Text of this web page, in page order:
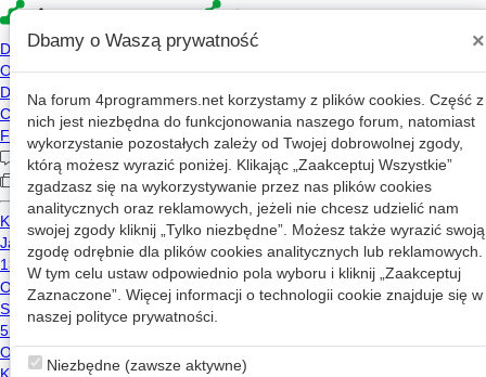
WJ
Wiadomość
Witold Jaworski
2026-07-01 10:15
2023-12-14 16:01
752 wizyt
Inne
xlst ebook
blender
jscript
Dbamy o Waszą prywatność ×
Na forum 4programmers.net korzystamy z plików cookies. Część z
nich jest niezbędna do funkcjonowania naszego forum, natomiast
wykorzystanie pozostałych zależy od Twojej dobrowolnej zgody,
którą możesz wyrazić poniżej. Klikając „Zaakceptuj Wszystkie”
zgadzasz się na wykorzystywanie przez nas plików cookies
analitycznych oraz reklamowych, jeżeli nie chcesz udzielić nam
swojej zgody kliknij „Tylko niezbędne”. Możesz także wyrazić swoją
zgodę odrębnie dla plików cookies analitycznych lub reklamowych.
W tym celu ustaw odpowiednio pola wyboru i kliknij „Zaakceptuj
Zaznaczone”. Więcej informacji o technologii cookie znajduje się w
naszej polityce prywatności.
Niezbędne (zawsze aktywne)